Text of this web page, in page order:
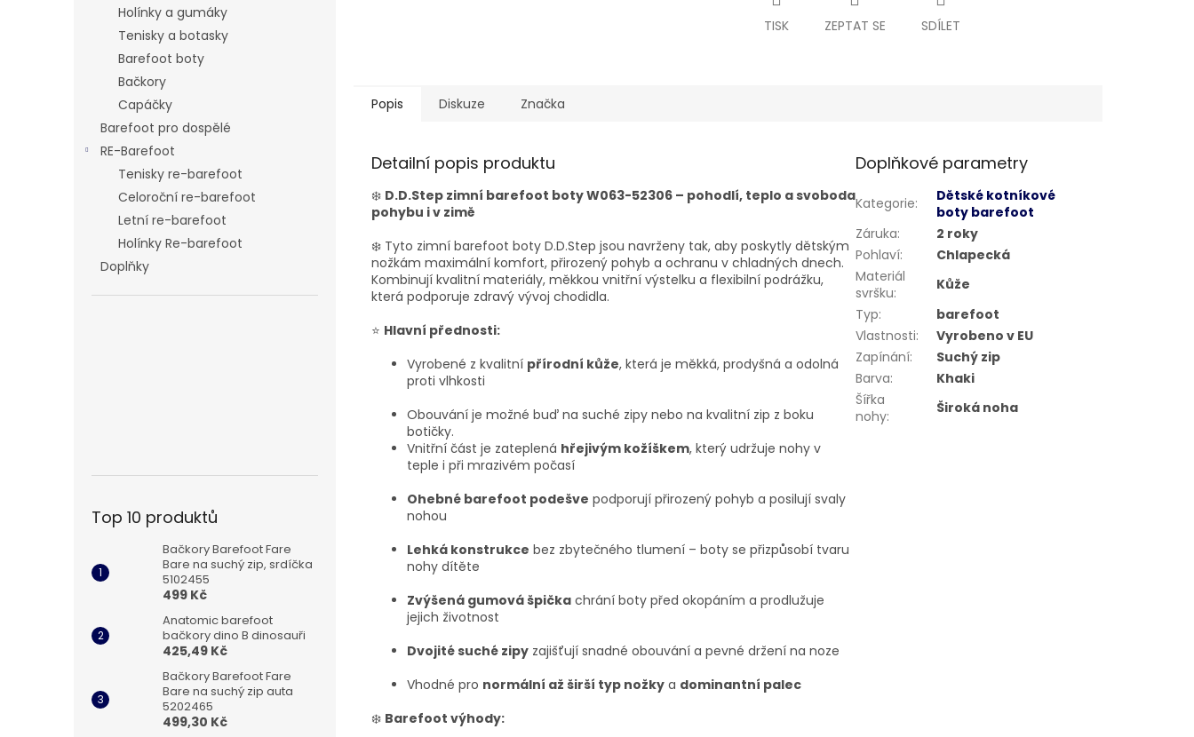
Holínky a gumáky
Tenisky a botasky
Barefoot boty
Bačkory
Capáčky
Barefoot pro dospělé
RE-Barefoot
Tenisky re-barefoot
Celoroční re-barefoot
Letní re-barefoot
Holínky Re-barefoot
Doplňky
Top 10 produktů
Bačkory Barefoot Fare
Bare na suchý zip, srdíčka
5102455
499 Kč
Anatomic barefoot
bačkory dino B dinosauři
425,49 Kč
Bačkory Barefoot Fare
Bare na suchý zip auta
5202465
499,30 Kč
TISK ZEPTAT SE SDÍLET
Popis Diskuze Značka
Detailní popis produktu
❄️ D.D.Step zimní barefoot boty W063-52306 – pohodlí, teplo a svoboda
pohybu i v zimě
❄️ Tyto zimní barefoot boty D.D.Step jsou navrženy tak, aby poskytly dětským
nožkám maximální komfort, přirozený pohyb a ochranu v chladných dnech.
Kombinují kvalitní materiály, měkkou vnitřní výstelku a flexibilní podrážku,
která podporuje zdravý vývoj chodidla.
⭐ Hlavní přednosti:
Vyrobené z kvalitní přírodní kůže, která je měkká, prodyšná a odolná
proti vlhkosti
Obouvání je možné buď na suché zipy nebo na kvalitní zip z boku
botičky.
Vnitřní část je zateplená hřejivým kožíškem, který udržuje nohy v
teple i při mrazivém počasí
Ohebné barefoot podešve podporují přirozený pohyb a posilují svaly
nohou
Lehká konstrukce bez zbytečného tlumení – boty se přizpůsobí tvaru
nohy dítěte
Zvýšená gumová špička chrání boty před okopáním a prodlužuje
jejich životnost
Dvojité suché zipy zajišťují snadné obouvání a pevné držení na noze
Vhodné pro normální až širší typ nožky a dominantní palec
❄️ Barefoot výhody:
Doplňkové parametry
Kategorie:
Dětské kotníkové
boty barefoot
Záruka:
2 roky
Pohlaví:
Chlapecká
Materiál
svršku:
Kůže
Typ:
barefoot
Vlastnosti:
Vyrobeno v EU
Zapínání:
Suchý zip
Barva:
Khaki
Šířka
nohy: Široká noha